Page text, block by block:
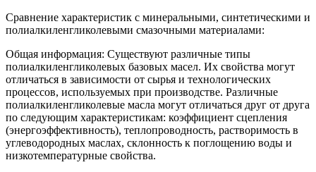
Сравнение характеристик с минеральными, синтетическими и
полиалкиленгликолевыми смазочными материалами:
Общая информация: Существуют различные типы
полиалкиленгликолевых базовых масел. Их свойства могут
отличаться в зависимости от сырья и технологических
процессов, используемых при производстве. Различные
полиалкиленгликолевые масла могут отличаться друг от друга
по следующим характеристикам: коэффициент сцепления
(энергоэффективность), теплопроводность, растворимость в
углеводородных маслах, склонность к поглощению воды и
низкотемпературные свойства.